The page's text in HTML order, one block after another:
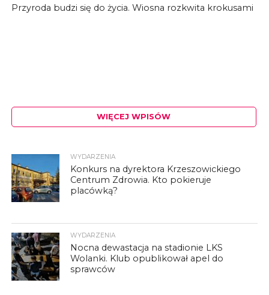
Przyroda budzi się do życia. Wiosna rozkwita krokusami
WIĘCEJ WPISÓW
WYDARZENIA
Konkurs na dyrektora Krzeszowickiego
Centrum Zdrowia. Kto pokieruje
placówką?
WYDARZENIA
Nocna dewastacja na stadionie LKS
Wolanki. Klub opublikował apel do
sprawców